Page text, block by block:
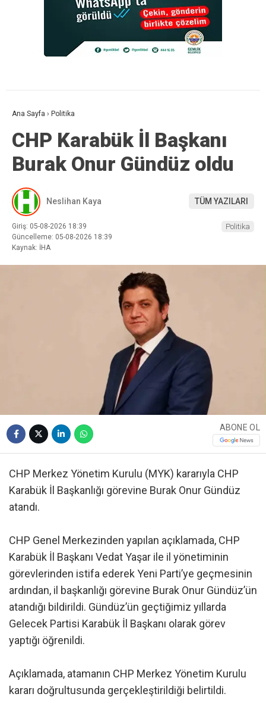
Ana Sayfa › Politika
CHP Karabük İl Başkanı
Burak Onur Gündüz oldu
Neslihan Kaya TÜM YAZILARI
Giriş: 05-08-2026 18:39
Güncelleme: 05-08-2026 18:39
Kaynak: İHA
Politika
ABONE OL
CHP Merkez Yönetim Kurulu (MYK) kararıyla CHP
Karabük İl Başkanlığı görevine Burak Onur Gündüz
atandı.
CHP Genel Merkezinden yapılan açıklamada, CHP
Karabük İl Başkanı Vedat Yaşar ile il yönetiminin
görevlerinden istifa ederek Yeni Parti’ye geçmesinin
ardından, il başkanlığı görevine Burak Onur Gündüz’ün
atandığı bildirildi. Gündüz’ün geçtiğimiz yıllarda
Gelecek Partisi Karabük İl Başkanı olarak görev
yaptığı öğrenildi.
Açıklamada, atamanın CHP Merkez Yönetim Kurulu
kararı doğrultusunda gerçekleştirildiği belirtildi.